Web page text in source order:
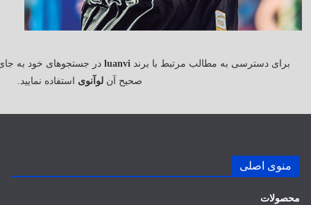
برای دسترسی به مطالب مرتبط با برندluanvi در جستجوهای خود به
صحیح آنلوآنوی استفاده نمایید.
منوی اصلی
محصولات